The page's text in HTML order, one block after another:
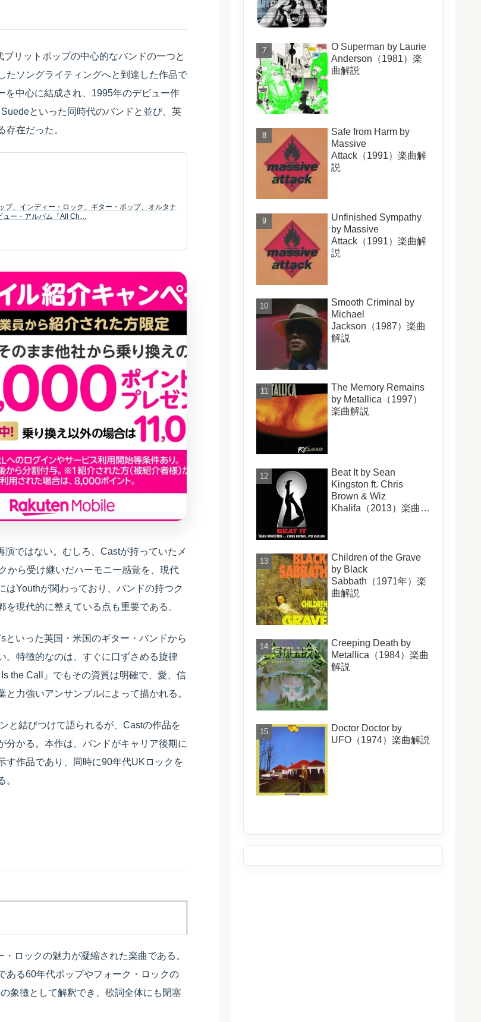
リットポップの中心的なバンドの一つと
たソングライティングへと到達した作品で
を中心に結成され、1995年のデビュー作
Suedeといった同時代のバンドと並び、英
在だった。
、インディー・ロック、ギター・ポップ、オルタナ
ュー・アルバム『All Ch…
ではない。むしろ、Castが持っていたメ
から受け継いだハーモニー感覚を、現代
Youthが関わっており、バンドの持つク
現代的に整えている点も重要である。
といった英国・米国のギター・バンドから
。特徴的なのは、すぐに口ずさめる旋律
the Call』でもその資質は明確で、愛、信
力強いアンサンブルによって描かれる。
と結びつけて語られるが、Castの作品を
かる。本作は、バンドがキャリア後期に
す作品であり、同時に90年代UKロックを
ロックの魅力が凝縮された楽曲である。
ある60年代ポップやフォーク・ロックの
象徴として解釈でき、歌詞全体にも閉塞
O Superman by Laurie
Anderson（1981）楽
曲解説
Safe from Harm by
Massive
Attack（1991）楽曲解
説
Unfinished Sympathy
by Massive
Attack（1991）楽曲解
説
Smooth Criminal by
Michael
Jackson（1987）楽曲
解説
The Memory Remains
by Metallica（1997）
楽曲解説
Beat It by Sean
Kingston ft. Chris
Brown & Wiz
Khalifa（2013）楽曲解
Children of the Grave
by Black
Sabbath（1971年）楽
曲解説
Creeping Death by
Metallica（1984）楽曲
解説
Doctor Doctor by
UFO（1974）楽曲解説